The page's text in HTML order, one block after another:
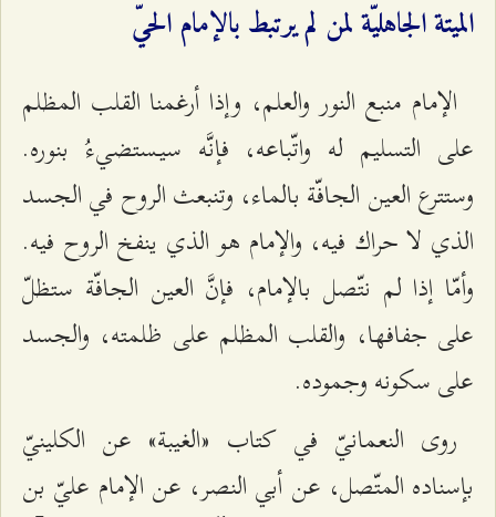
الميتة الجاهليّة لمن لم يرتبط بالإمام الحيّ
الإمام منبع النور والعلم، وإذا أرغمنا القلب المظلم
على التسليم له واتّباعه، فإنَّه سيـستضي‌ءُ بنوره.
وستترع العين الجافّة بالماء، وتنبعث الروح في الجسد
الذي لا حراك فيه، والإمام هو الذي ينفخ الروح فيه.
وأمّا إذا لم نتّصل بالإمام، فإنَّ العين الجافّة ستظلّ
على جفافها، والقلب المظلم على ظلمته، والجسد
على سكونه وجموده.
روى النعمانيّ في كتاب «الغيبة» عن الكلينيّ
بإسناده المتّصل، عن أبي النصر، عن الإمام عليّ بن